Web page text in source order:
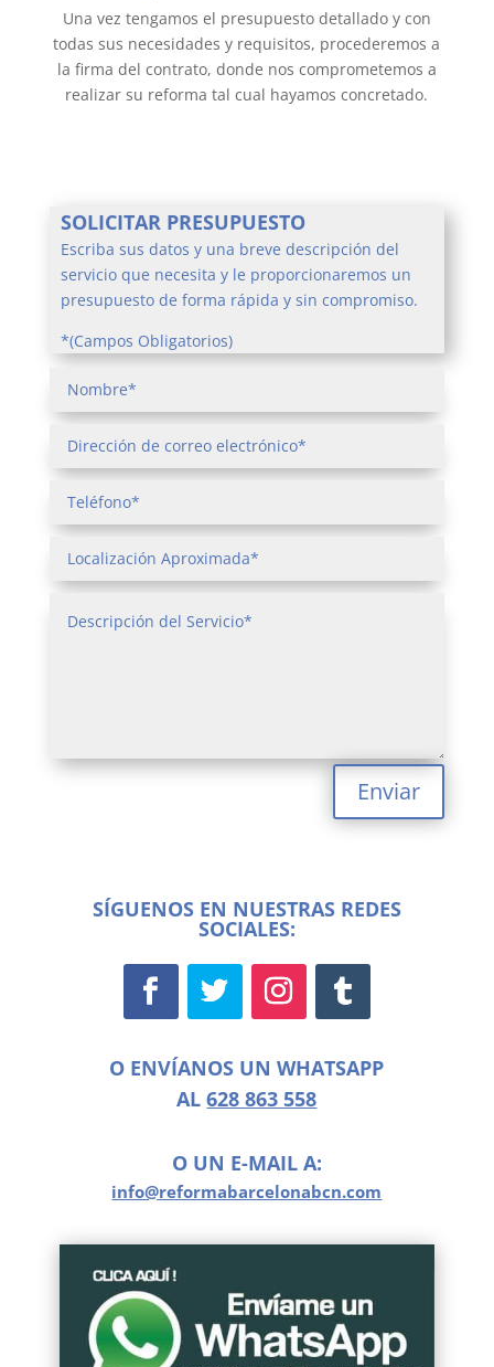
Una vez tengamos el presupuesto detallado y con
todas sus necesidades y requisitos, procederemos a
la firma del contrato, donde nos comprometemos a
realizar su reforma tal cual hayamos concretado.
SOLICITAR PRESUPUESTO
Escriba sus datos y una breve descripción del
servicio que necesita y le proporcionaremos un
presupuesto de forma rápida y sin compromiso.
*(Campos Obligatorios)
Enviar
SÍGUENOS EN NUESTRAS REDES
SOCIALES:
O ENVÍANOS UN WHATSAPP
AL628 863 558
O UN E-MAIL A:
info@reformabarcelonabcn.com